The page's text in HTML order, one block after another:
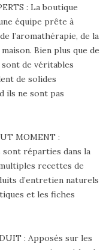
: La boutique
équipe prête à
l’aromathérapie, de la
Bien plus que de
sont de véritables
de solides
ils ne sont pas
MOMENT :
sont réparties dans la
recettes de
d’entretien naturels
et les fiches
: Apposés sur les